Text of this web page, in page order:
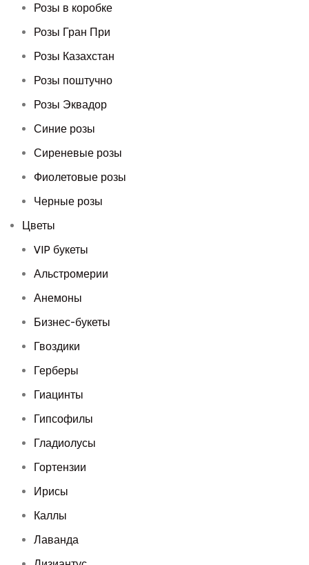
Розы в коробке
Розы Гран При
Розы Казахстан
Розы поштучно
Розы Эквадор
Синие розы
Сиреневые розы
Фиолетовые розы
Черные розы
Цветы
VIP букеты
Альстромерии
Анемоны
Бизнес-букеты
Гвоздики
Герберы
Гиацинты
Гипсофилы
Гладиолусы
Гортензии
Ирисы
Каллы
Лаванда